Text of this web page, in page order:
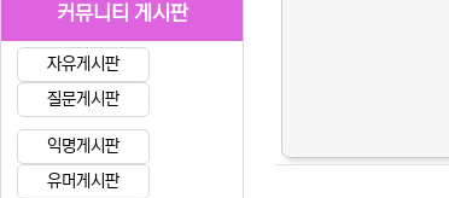
커뮤니티 게시판
자유게시판
질문게시판
익명게시판
유머게시판